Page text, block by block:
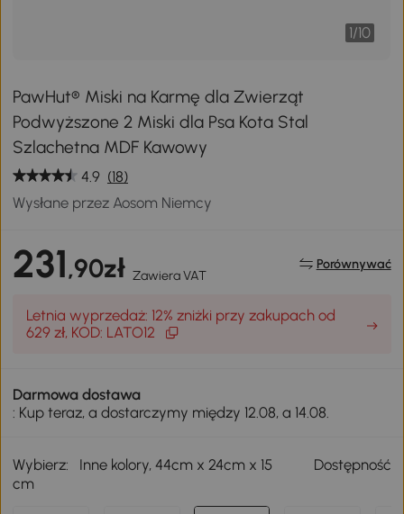
1/10
PawHut® Miski na Karmę dla Zwierząt
Podwyższone 2 Miski dla Psa Kota Stal
Szlachetna MDF Kawowy
4.9 (18)
Wysłane przez Aosom Niemcy
231,90zł Zawiera VAT
Porównywać
Letnia wyprzedaż: 12% zniżki przy zakupach od
629 zł, KOD: LATO12
Darmowa dostawa
: Kup teraz, a dostarczymy między 12.08, a 14.08.
Wybierz:
Inne kolory, 44cm x 24cm x 15
cm
Dostępność